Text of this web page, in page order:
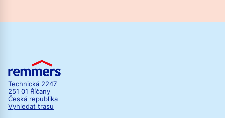
Technická 2247
251 01 Říčany
Česká republika
Vyhledat trasu